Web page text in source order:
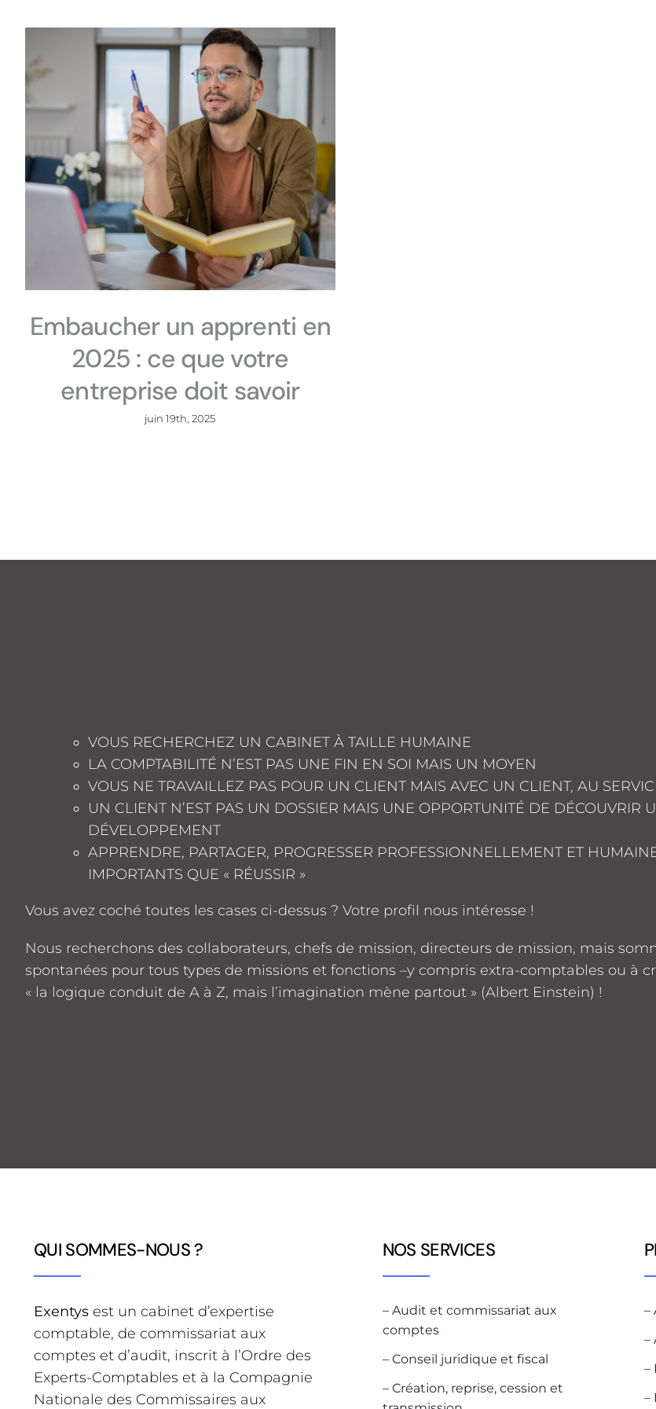
Embaucher un apprenti en
2025 : ce que votre
entreprise doit savoir
juin 19th, 2025
VOUS RECHERCHEZ UN CABINET À TAILLE HUMAINE
LA COMPTABILITÉ N’EST PAS UNE FIN EN SOI MAIS UN MOYEN
VOUS NE TRAVAILLEZ PAS POUR UN CLIENT MAIS AVEC UN CLIENT, AU
UN CLIENT N’EST PAS UN DOSSIER MAIS UNE OPPORTUNITÉ DE DÉCOUVRIR
DÉVELOPPEMENT
APPRENDRE, PARTAGER, PROGRESSER PROFESSIONNELLEMENT ET
IMPORTANTS QUE « RÉUSSIR »
Vous avez coché toutes les cases ci-dessus ? Votre profil nous intéresse !
Nous recherchons des collaborateurs, chefs de mission, directeurs de mission, mais
spontanées pour tous types de missions et fonctions –y compris extra-comptables ou à
« la logique conduit de A à Z, mais l’imagination mène partout » (Albert Einstein) !
QUI SOMMES-NOUS ?
Exentys est un cabinet d’expertise
comptable, de commissariat aux
comptes et d’audit, inscrit à l’Ordre des
Experts-Comptables et à la Compagnie
Nationale des Commissaires aux
NOS SERVICES
– Audit et commissariat aux
comptes
– Conseil juridique et fiscal
– Création, reprise, cession et
–
–
–
–